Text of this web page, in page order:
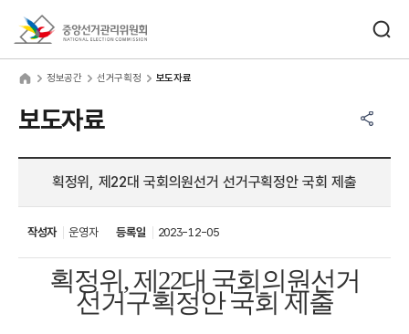
정보공간 선거구획정 보도자료
보도자료
획정위, 제22대 국회의원선거 선거구획정안 국회 제출
작성자 운영자 등록일 2023-12-05
획정위,제22대 국회의원선거
선거구획정안 국회 제출